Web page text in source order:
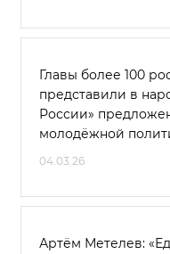
Главы более 100
представили в
России»
молодёжной
04.03.26
Артём Метелев: